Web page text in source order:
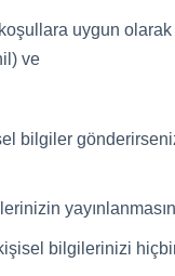
uygun
ve
bilgiler
bilgilerinizi